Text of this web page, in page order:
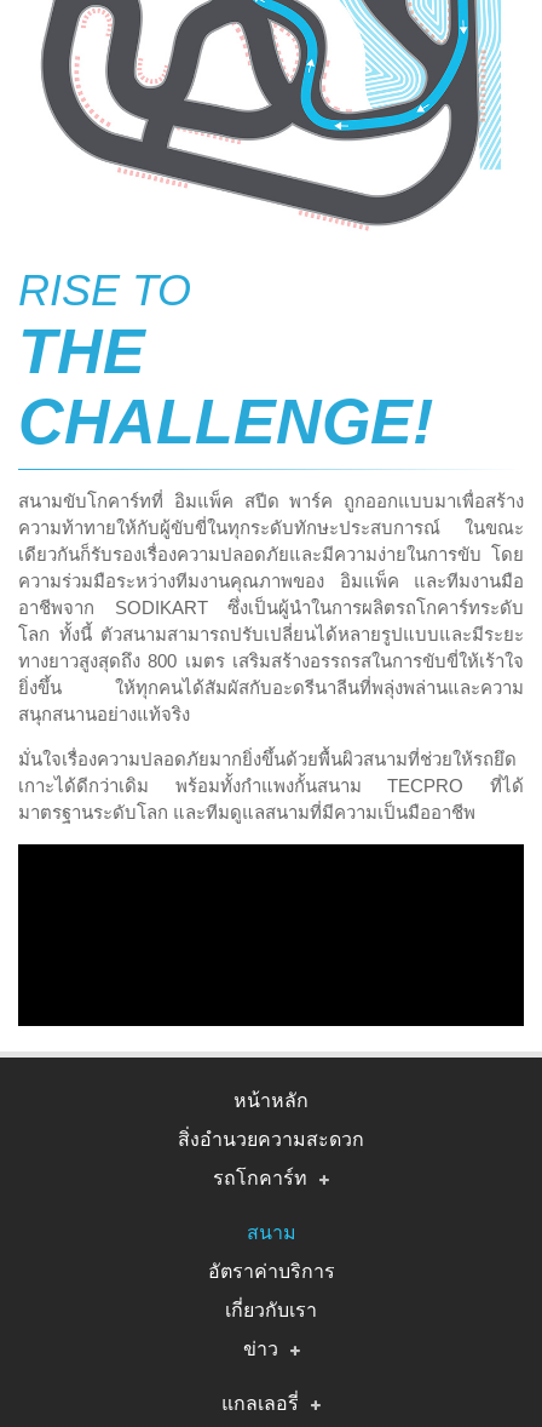
RISE TO
THE
CHALLENGE!
สนามขับโกคาร์ทที่ อิมแพ็ค สปีด พาร์ค ถูกออกแบบมาเพื่อสร้าง
ความท้าทายให้กับผู้ขับขี่ในทุกระดับทักษะประสบการณ์ ในขณะ
เดียวกันก็รับรองเรื่องความปลอดภัยและมีความง่ายในการขับ โดย
ความร่วมมือระหว่างทีมงานคุณภาพของ อิมแพ็ค และทีมงานมือ
อาชีพจาก SODIKART ซึ่งเป็นผู้นำในการผลิตรถโกคาร์ทระดับ
โลก ทั้งนี้ ตัวสนามสามารถปรับเปลี่ยนได้หลายรูปแบบและมีระยะ
ทางยาวสูงสุดถึง 800 เมตร เสริมสร้างอรรถรสในการขับขี่ให้เร้าใจ
ยิ่งขึ้น ให้ทุกคนได้สัมผัสกับอะดรีนาลีนที่พลุ่งพล่านและความ
สนุกสนานอย่างแท้จริง
มั่นใจเรื่องความปลอดภัยมากยิ่งขึ้นด้วยพื้นผิวสนามที่ช่วยให้รถยึด
เกาะได้ดีกว่าเดิม พร้อมทั้งกำแพงกั้นสนาม TECPRO ที่ได้
มาตรฐานระดับโลก และทีมดูแลสนามที่มีความเป็นมืออาชีพ
หน้าหลัก
สิ่งอำนวยความสะดวก
รถโกคาร์ท
รถโกคาร์ทระบบไฟฟ้า
รถโกคาร์ทระบบน้ำมัน
สนาม
อัตราค่าบริการ
เกี่ยวกับเรา
ข่าว
ข่าวประชาสัมพันธ์
แกลเลอรี่